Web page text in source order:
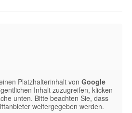
Platzhalterinhalt von Google
Inhalt zuzugreifen, klicken
unten. Bitte beachten Sie, dass
weitergegeben werden.